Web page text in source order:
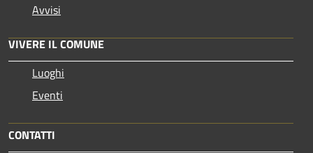
Avvisi
VIVERE IL COMUNE
Luoghi
Eventi
CONTATTI